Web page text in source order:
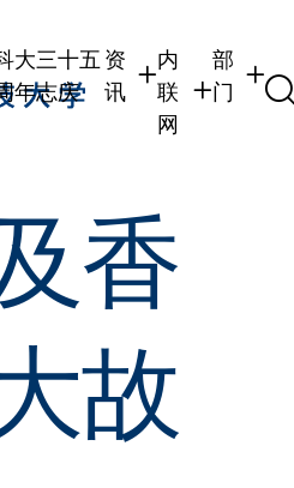
大三十五
年志庆
资
讯
校友
传媒
公众
内
联
网
校友内联网
部
门
香
故